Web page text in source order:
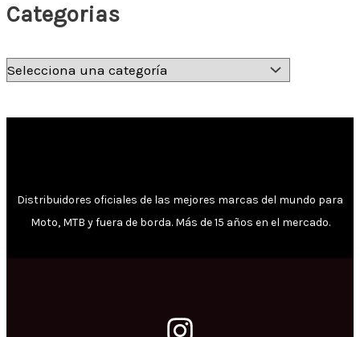
Categorias
Distribuidores oficiales de las mejores marcas del mundo para
Moto, MTB y fuera de borda. Más de 15 años en el mercado.